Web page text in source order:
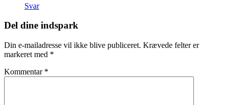
Svar
Del dine indspark
Din e-mailadresse vil ikke blive publiceret. Krævede felter er
markeret med *
Kommentar *